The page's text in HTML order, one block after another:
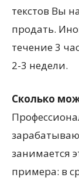
текстов Вы
продать.
течение 3
2-3 недели.
Сколько
занимается
примера: в